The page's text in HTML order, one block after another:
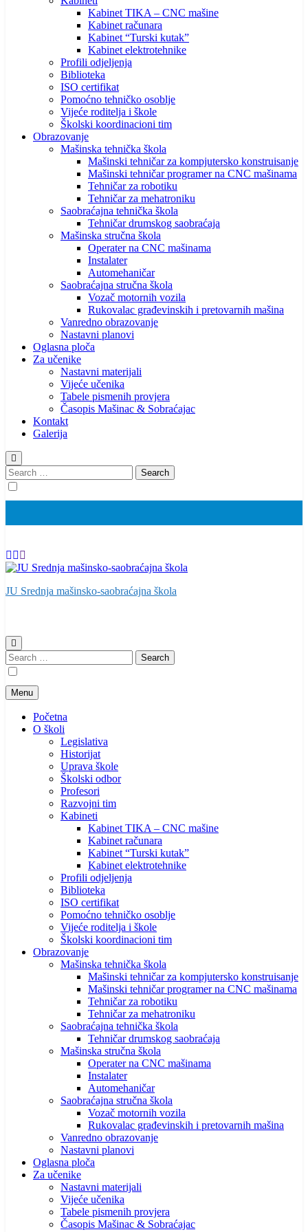
Kabinet TIKA – CNC mašine
Kabinet računara
Kabinet “Turski kutak”
Kabinet elektrotehnike
Profili odjeljenja
Biblioteka
ISO certifikat
Pomoćno tehničko osoblje
Vijeće roditelja i škole
Školski koordinacioni tim
Obrazovanje
Mašinska tehnička škola
Mašinski tehničar za kompjutersko konstruisanje
Mašinski tehničar programer na CNC mašinama
Tehničar za robotiku
Tehničar za mehatroniku
Saobraćajna tehnička škola
Tehničar drumskog saobraćaja
Mašinska stručna škola
Operater na CNC mašinama
Instalater
Automehaničar
Saobraćajna stručna škola
Vozač motornih vozila
Rukovalac građevinskih i pretovarnih mašina
Vanredno obrazovanje
Nastavni planovi
Oglasna ploča
Za učenike
Nastavni materijali
Vijeće učenika
Tabele pismenih provjera
Časopis Mašinac & Sobraćajac
Kontakt
Galerija
Search
for:
JU Srednja mašinsko-saobraćajna škola
Search
for:
Menu
Početna
O školi
Legislativa
Historijat
Uprava škole
Školski odbor
Profesori
Razvojni tim
Kabineti
Kabinet TIKA – CNC mašine
Kabinet računara
Kabinet “Turski kutak”
Kabinet elektrotehnike
Profili odjeljenja
Biblioteka
ISO certifikat
Pomoćno tehničko osoblje
Vijeće roditelja i škole
Školski koordinacioni tim
Obrazovanje
Mašinska tehnička škola
Mašinski tehničar za kompjutersko konstruisanje
Mašinski tehničar programer na CNC mašinama
Tehničar za robotiku
Tehničar za mehatroniku
Saobraćajna tehnička škola
Tehničar drumskog saobraćaja
Mašinska stručna škola
Operater na CNC mašinama
Instalater
Automehaničar
Saobraćajna stručna škola
Vozač motornih vozila
Rukovalac građevinskih i pretovarnih mašina
Vanredno obrazovanje
Nastavni planovi
Oglasna ploča
Za učenike
Nastavni materijali
Vijeće učenika
Tabele pismenih provjera
Časopis Mašinac & Sobraćajac